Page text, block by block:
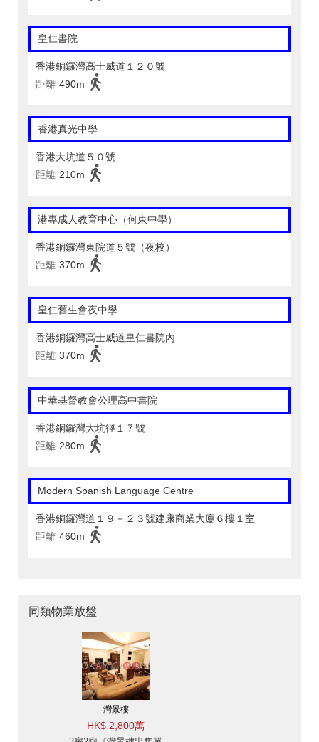
皇仁書院
香港銅鑼灣高士威道１２０號
距離 490m
香港真光中學
香港大坑道５０號
距離 210m
港專成人教育中心（何東中學）
香港銅鑼灣東院道５號（夜校）
距離 370m
皇仁舊生會夜中學
香港銅鑼灣高士威道皇仁書院內
距離 370m
中華基督教會公理高中書院
香港銅鑼灣大坑徑１７號
距離 280m
Modern Spanish Language Centre
香港銅鑼灣道１９－２３號建康商業大廈６樓１室
距離 460m
同類物業放盤
灣景樓
HK$ 2,800萬